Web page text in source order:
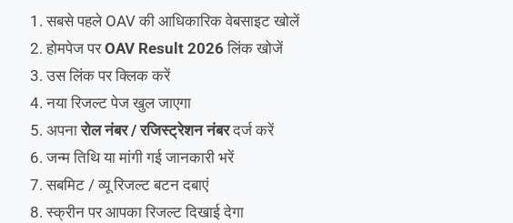
सबसे पहले OAV की आधिकारिक वेबसाइट खोलें
होमपेज परOAV Result 2026 लिंक खोजें
उस लिंक पर क्लिक करें
नया रिजल्ट पेज खुल जाएगा
अपनारोल नंबर / रजिस्ट्रेशन नंबरदर्ज करें
जन्म तिथि या मांगी गई जानकारी भरें
सबमिट / व्यू रिजल्ट बटन दबाएं
स्क्रीन पर आपका रिजल्ट दिखाई देगा